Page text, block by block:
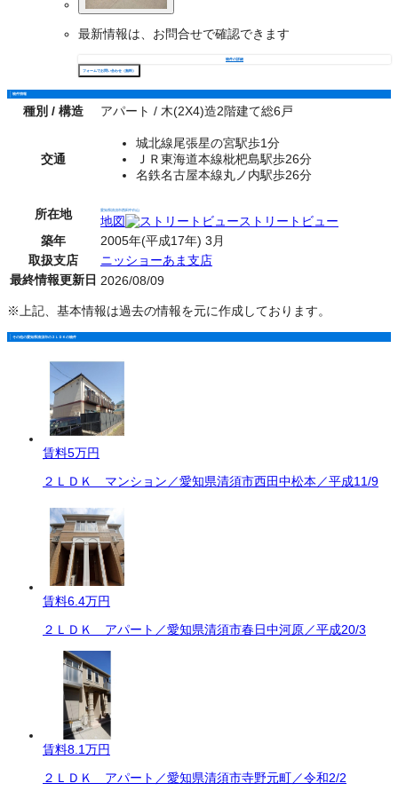
最新情報は、お問合せで確認できます
物件の詳細
フォームでお問い合わせ（無料）
物件情報
種別 / 構造 アパート / 木(2X4)造2階建て総6戸
交通
城北線尾張星の宮駅歩1分
ＪＲ東海道本線枇杷島駅歩26分
名鉄名古屋本線丸ノ内駅歩26分
所在地 愛知県清須市西田中白山
地図
ストリートビュー
築年
2005年(平成17年) 3月
取扱支店
ニッショーあま支店
最終情報更新日 2026/08/09
※上記、基本情報は過去の情報を元に作成しております。
その他の愛知県清須市の２ＬＤＫの物件
賃料5万円
２ＬＤＫ マンション／愛知県清須市西田中松本／平成11/9
賃料6.4万円
２ＬＤＫ アパート／愛知県清須市春日中河原／平成20/3
賃料8.1万円
２ＬＤＫ アパート／愛知県清須市寺野元町／令和2/2